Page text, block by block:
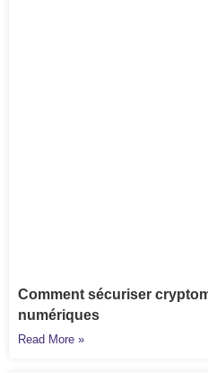
Comment sécuriser
numériques
Read More »